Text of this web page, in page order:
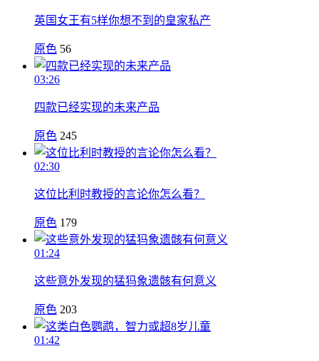
英国女王有5样你想不到的皇家私产
原色 56
03:26
四款已经实现的未来产品
原色 245
02:30
这位比利时教授的言论你怎么看？
原色 179
01:24
这些意外发现的猛犸象遗骸有何意义
原色 203
01:42